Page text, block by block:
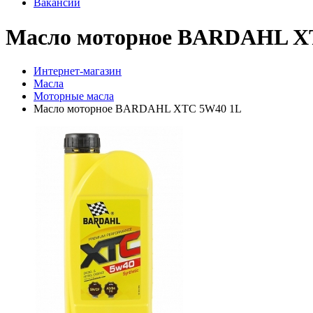
Вакансии
Масло моторное BARDAHL
Интернет-магазин
Масла
Моторные масла
Масло моторное BARDAHL XTC 5W40 1L